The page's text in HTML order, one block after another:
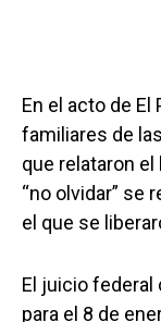
En el acto de
familiares de
que relataron el
“no olvidar” se
el que se
El juicio federal
para el 8 de